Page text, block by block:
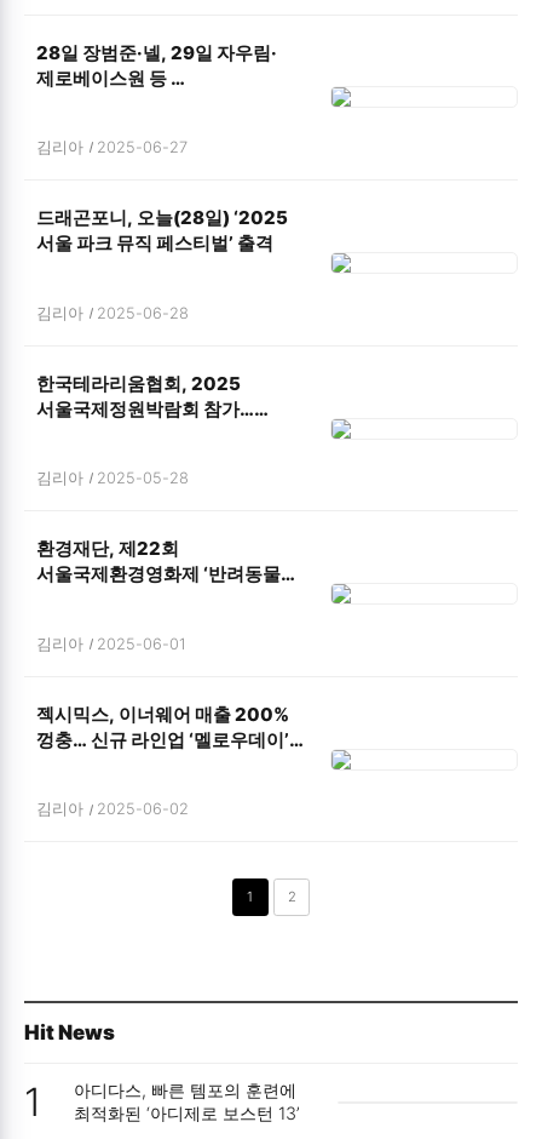
28일 장범준·넬, 29일 자우림·
제로베이스원 등 …
김리아 2025-06-27
드래곤포니, 오늘(28일) ‘2025
서울 파크 뮤직 페스티벌’ 출격
김리아 2025-06-28
한국테라리움협회, 2025
서울국제정원박람회 참가…
김리아 2025-05-28
환경재단, 제22회
서울국제환경영화제 ‘반려동물
김리아 2025-06-01
젝시믹스, 이너웨어 매출 200%
껑충… 신규 라인업 ‘멜로우데이’
김리아 2025-06-02
1 2
Hit News
1
아디다스, 빠른 템포의 훈련에
최적화된 ‘아디제로 보스턴 13’